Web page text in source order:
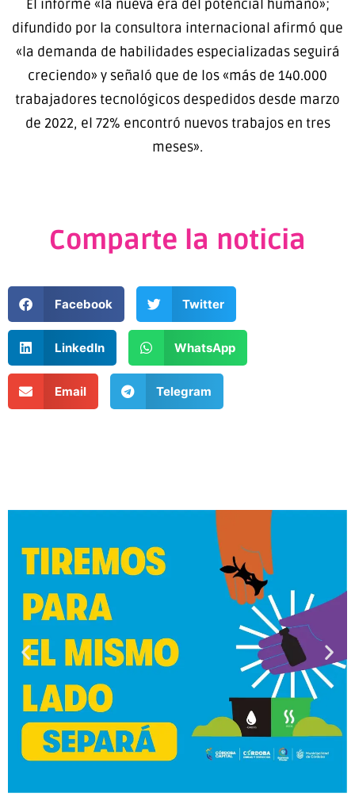
El informe «la nueva era del potencial humano»;
difundido por la consultora internacional afirmó que
«la demanda de habilidades especializadas seguirá
creciendo» y señaló que de los «más de 140.000
trabajadores tecnológicos despedidos desde marzo
de 2022, el 72% encontró nuevos trabajos en tres
meses».
Comparte la noticia
Facebook Twitter
LinkedIn WhatsApp
Email Telegram